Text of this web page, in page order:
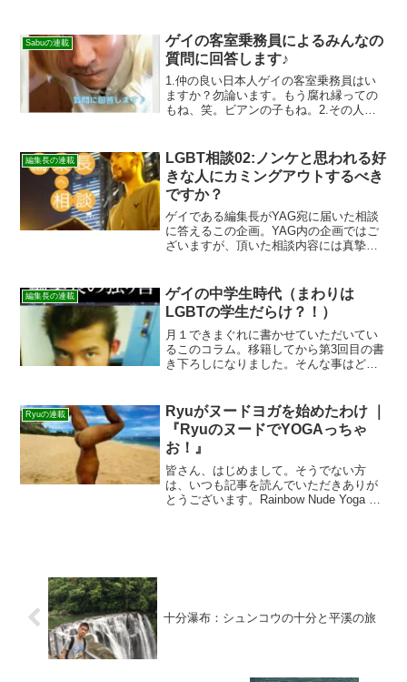
訳ないです。LGBTツアーがある旅行会社
についてご存知の...
Sabuの連載
ゲイの客室乗務員によるみんなの
質問に回答します♪
1.仲の良い日本人ゲイの客室乗務員はい
ますか？勿論います。もう腐れ縁っての
もね、笑。ビアンの子もね。2.その人と
られないし、確かに仕事場やこの辺では
カムアウトしてても、...
編集長の連載
LGBT相談02:ノンケと思われる好
きな人にカミングアウトするべき
ですか？
ゲイである編集長がYAG宛に届いた相談
に答えるこの企画。YAG内の企画ではご
ざいますが、頂いた相談内容には真摯に
回のお悩み相談相談者：Aさん高3のゲイ
です。ノンケと思...
編集長の連載
ゲイの中学生時代（まわりは
LGBTの学生だらけ？！）
月１できまぐれに書かせていただいてい
るこのコラム。移籍してから第3回目の書
き下ろしになりました。そんな事はどう
せんが、自分が10代の画像です。時代を
感じます…中学生時代...
Ryuの連載
Ryuがヌードヨガを始めたわけ ｜
『RyuのヌードでYOGAっちゃ
お！』
皆さん、はじめまして。そうでない方
は、いつも記事を読んでいただきありが
とうございます。Rainbow Nude Yoga &
十分瀑布：シュンコウの十分と平溪の旅